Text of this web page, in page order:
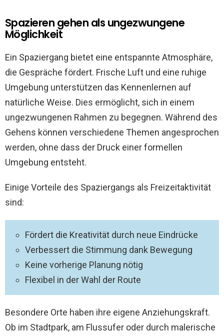
Spazieren gehen als ungezwungene
Möglichkeit
Ein Spaziergang bietet eine entspannte Atmosphäre,
die Gespräche fördert. Frische Luft und eine ruhige
Umgebung unterstützen das Kennenlernen auf
natürliche Weise. Dies ermöglicht, sich in einem
ungezwungenen Rahmen zu begegnen. Während des
Gehens können verschiedene Themen angesprochen
werden, ohne dass der Druck einer formellen
Umgebung entsteht.
Einige Vorteile des Spaziergangs als Freizeitaktivität
sind:
Fördert die Kreativität durch neue Eindrücke
Verbessert die Stimmung dank Bewegung
Keine vorherige Planung nötig
Flexibel in der Wahl der Route
Besondere Orte haben ihre eigene Anziehungskraft.
Ob im Stadtpark, am Flussufer oder durch malerische